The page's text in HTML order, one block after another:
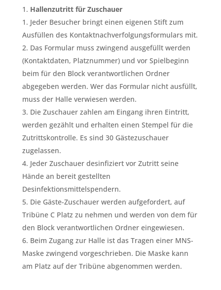
Hallenzutritt für Zuschauer
Jeder Besucher bringt einen eigenen Stift zum
Ausfüllen des Kontaktnachverfolgungsformulars mit.
Das Formular muss zwingend ausgefüllt werden
(Kontaktdaten, Platznummer) und vor Spielbeginn
beim für den Block verantwortlichen Ordner
abgegeben werden. Wer das Formular nicht ausfüllt,
muss der Halle verwiesen werden.
Die Zuschauer zahlen am Eingang ihren Eintritt,
werden gezählt und erhalten einen Stempel für die
Zutrittskontrolle. Es sind 30 Gästezuschauer
zugelassen.
Jeder Zuschauer desinfiziert vor Zutritt seine
Hände an bereit gestellten
Desinfektionsmittelspendern.
Die Gäste-Zuschauer werden aufgefordert, auf
Tribüne C Platz zu nehmen und werden von dem für
den Block verantwortlichen Ordner eingewiesen.
Beim Zugang zur Halle ist das Tragen einer MNS-
Maske zwingend vorgeschrieben. Die Maske kann
am Platz auf der Tribüne abgenommen werden.